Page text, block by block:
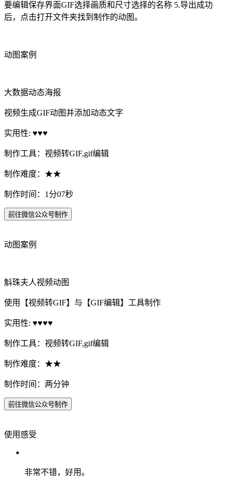
要编辑保存界面GIF选择画质和尺寸选择的名称 5.导出成功
后，点击打开文件夹找到制作的动图。
动图案例
大数据动态海报
视频生成GIF动图并添加动态文字
实用性: ♥♥♥
制作工具：视频转GIF,gif编辑
制作难度：★★
制作时间：1分07秒
前往微信公众号制作
动图案例
斛珠夫人视频动图
使用【视频转GIF】与【GIF编辑】工具制作
实用性: ♥♥♥♥
制作工具：视频转GIF,gif编辑
制作难度：★★
制作时间：两分钟
前往微信公众号制作
使用感受
非常不错，好用。